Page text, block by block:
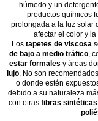
húmedo y un
productos químicos
prolongada a la luz solar
afectar el color y la
Los tapetes de viscosa
de bajo a medio tráfico,
estar formales y áreas
lujo. No son
o donde estén
debido a su naturaleza
con otras fibras sintéticas